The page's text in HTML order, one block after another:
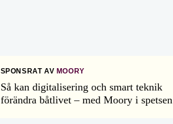
SPONSRAT AV MOORY
Så kan digitalisering och smart teknik
förändra båtlivet – med Moory i spetsen